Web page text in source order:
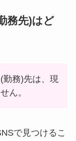
務先)はど
勤務)先は、現
ん。
で見つけるこ